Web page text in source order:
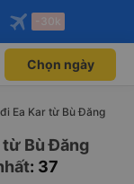
Mở app
Mở app
-30k
Chọn ngày
Ea Kar từ Bù Đăng
từ Bù Đăng
: 37